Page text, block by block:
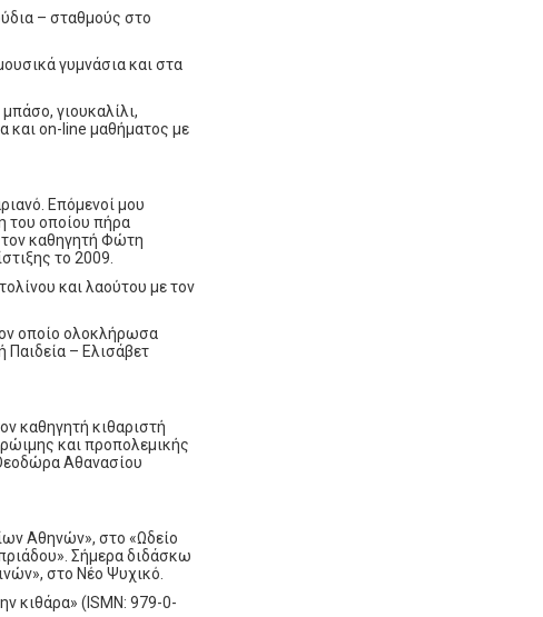
– σταθμούς στο
γυμνάσια και στα
γιουκαλίλι,
και on-line μαθήματος με
Επόμενοί μου
του οποίου πήρα
καθηγητή Φώτη
το 2009.
και λαούτου με τον
οποίο ολοκλήρωσα
– Ελισάβετ
καθηγητή κιθαριστή
και προπολεμικής
Αθανασίου
Αθηνών», στο «Ωδείο
Σήμερα διδάσκω
στο Νέο Ψυχικό.
κιθάρα» (ISMN: 979-0-